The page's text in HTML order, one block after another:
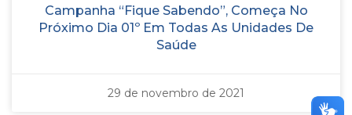
Campanha “Fique Sabendo”, Começa No
Próximo Dia 01º Em Todas As Unidades De
Saúde
29 de novembro de 2021